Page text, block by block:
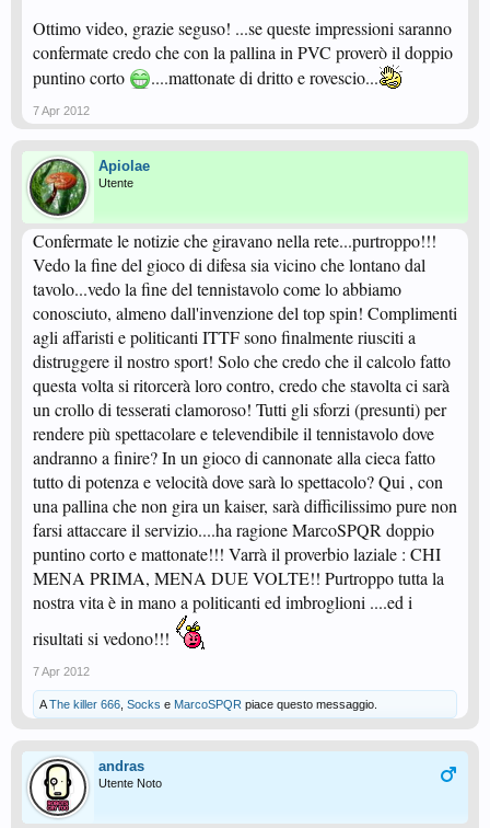
Ottimo video, grazie seguso! ...se queste impressioni saranno
confermate credo che con la pallina in PVC proverò il doppio
puntino corto
....mattonate di dritto e rovescio...
7 Apr 2012
Apiolae
Utente
Confermate le notizie che giravano nella rete...purtroppo!!!
Vedo la fine del gioco di difesa sia vicino che lontano dal
tavolo...vedo la fine del tennistavolo come lo abbiamo
conosciuto, almeno dall'invenzione del top spin! Complimenti
agli affaristi e politicanti ITTF sono finalmente riusciti a
distruggere il nostro sport! Solo che credo che il calcolo fatto
questa volta si ritorcerà loro contro, credo che stavolta ci sarà
un crollo di tesserati clamoroso! Tutti gli sforzi (presunti) per
rendere più spettacolare e televendibile il tennistavolo dove
andranno a finire? In un gioco di cannonate alla cieca fatto
tutto di potenza e velocità dove sarà lo spettacolo? Qui , con
una pallina che non gira un kaiser, sarà difficilissimo pure non
farsi attaccare il servizio....ha ragione MarcoSPQR doppio
puntino corto e mattonate!!! Varrà il proverbio laziale : CHI
MENA PRIMA, MENA DUE VOLTE!! Purtroppo tutta la
nostra vita è in mano a politicanti ed imbroglioni ....ed i
risultati si vedono!!!
7 Apr 2012
AThe killer 666 Socks e MarcoSPQR piace questo messaggio.
andras
Utente Noto